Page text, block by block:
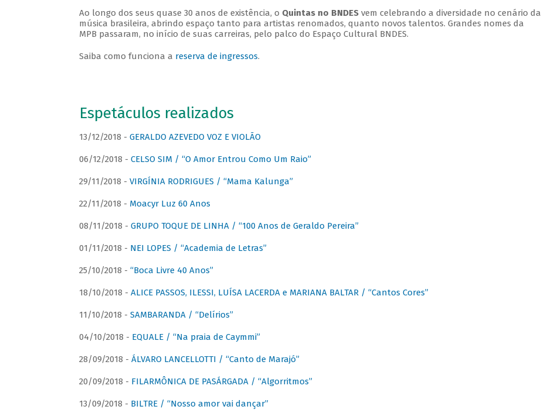
Ao longo dos seus quase 30 anos de existência, o Quintas no BNDESvem celebrando a diversidade no cenário da
música brasileira, abrindo espaço tanto para artistas renomados, quanto novos talentos. Grandes nomes da
MPB passaram, no início de suas carreiras, pelo palco do Espaço Cultural BNDES.
Saiba como funciona a reserva de ingressos.
Espetáculos realizados
13/12/2018 - GERALDO AZEVEDO VOZ E VIOLÃO
06/12/2018 - CELSO SIM / “O Amor Entrou Como Um Raio”
29/11/2018 - VIRGÍNIA RODRIGUES / “Mama Kalunga”
22/11/2018 - Moacyr Luz 60 Anos
08/11/2018 - GRUPO TOQUE DE LINHA / “100 Anos de Geraldo Pereira”
01/11/2018 - NEI LOPES / “Academia de Letras”
25/10/2018 - “Boca Livre 40 Anos”
18/10/2018 - ALICE PASSOS, ILESSI, LUÍSA LACERDA e MARIANA BALTAR / “Cantos Cores”
11/10/2018 - SAMBARANDA / “Delírios”
04/10/2018 - EQUALE / “Na praia de Caymmi”
28/09/2018 - ÁLVARO LANCELLOTTI / “Canto de Marajó”
20/09/2018 - FILARMÔNICA DE PASÁRGADA / “Algorritmos”
13/09/2018 - BILTRE / “Nosso amor vai dançar”